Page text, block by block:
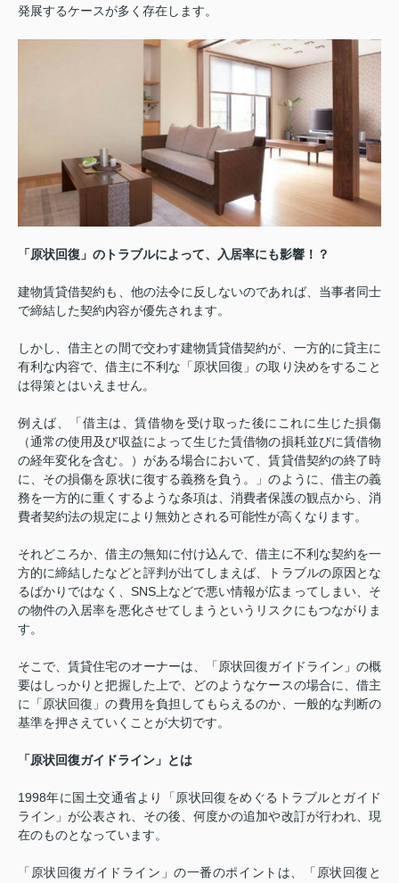
発展するケースが多く存在します。
「原状回復」のトラブルによって、入居率にも影響！？
建物賃貸借契約も、他の法令に反しないのであれば、当事者同士
で締結した契約内容が優先されます。
しかし、借主との間で交わす建物賃貸借契約が、一方的に貸主に
有利な内容で、借主に不利な「原状回復」の取り決めをすること
は得策とはいえません。
例えば、「借主は、賃借物を受け取った後にこれに生じた損傷
（通常の使用及び収益によって生じた賃借物の損耗並びに賃借物
の経年変化を含む。）がある場合において、賃貸借契約の終了時
に、その損傷を原状に復する義務を負う。」のように、借主の義
務を一方的に重くするような条項は、消費者保護の観点から、消
費者契約法の規定により無効とされる可能性が高くなります。
それどころか、借主の無知に付け込んで、借主に不利な契約を一
方的に締結したなどと評判が出てしまえば、トラブルの原因とな
るばかりではなく、 SNS上などで悪い情報が広まってしまい、そ
の物件の入居率を悪化させてしまうというリスクにもつながりま
す。
そこで、賃貸住宅のオーナーは、「原状回復ガイドライン」の概
要はしっかりと把握した上で、どのようなケースの場合に、借主
に「原状回復」の費用を負担してもらえるのか、一般的な判断の
基準を押さえていくことが大切です。
「原状回復ガイドライン」とは
1998年に国土交通省より「原状回復をめぐるトラブルとガイド
ライン」が公表され、その後、何度かの追加や改訂が行われ、現
在のものとなっています。
「原状回復ガイドライン」の一番のポイントは、「原状回復と